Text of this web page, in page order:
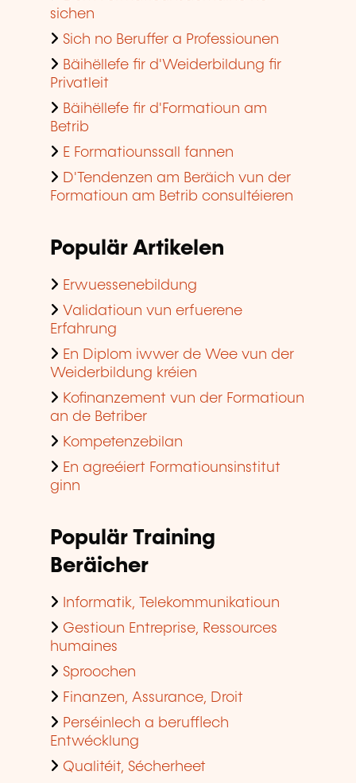
sichen
Sich no Beruffer a Professiounen
Bäihëllefe fir d'Weiderbildung fir
Privatleit
Bäihëllefe fir d'Formatioun am
Betrib
E Formatiounssall fannen
D'Tendenzen am Beräich vun der
Formatioun am Betrib consultéieren
Populär Artikelen
Erwuessenebildung
Validatioun vun erfuerene
Erfahrung
En Diplom iwwer de Wee vun der
Weiderbildung kréien
Kofinanzement vun der Formatioun
an de Betriber
Kompetenzebilan
En agreéiert Formatiounsinstitut
ginn
Populär Training
Beräicher
Informatik, Telekommunikatioun
Gestioun Entreprise, Ressources
humaines
Sproochen
Finanzen, Assurance, Droit
Perséinlech a berufflech
Entwécklung
Qualitéit, Sécherheet